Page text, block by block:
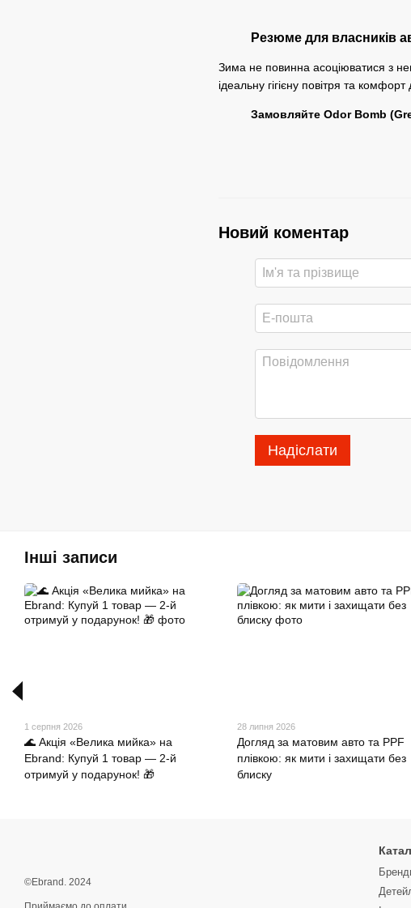
Резюме для власників
Зима не повинна асоціюватися з
ідеальну гігієну повітря та комфорт
Замовляйте Odor Bomb
Новий коментар
Надіслати
Інші записи
1 серпня 2026
🌊 Акція «Велика мийка» на
Ebrand: Купуй 1 товар — 2-й
отримуй у подарунок! 🎁
28 липня 2026
Догляд за матовим авто та PPF
плівкою: як мити і захищати без
блиску
©Ebrand. 2024